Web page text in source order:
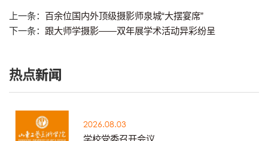
上一条： 百余位国内外顶级摄影师泉城“大摆宴席”
下一条： 跟大师学摄影——双年展学术活动异彩纷呈
热点新闻
2026.08.03
学校党委召开会议